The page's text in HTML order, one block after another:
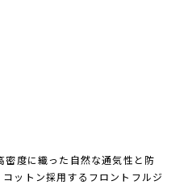
密度に織った自然な通気性と防
ットン採用するフロントフルジ